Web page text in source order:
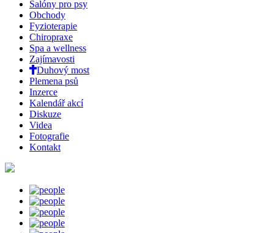
Salóny pro psy
Obchody
Fyzioterapie
Chiropraxe
Spa a wellness
Zajímavosti
Duhový most
Plemena psů
Inzerce
Kalendář akcí
Diskuze
Videa
Fotografie
Kontakt